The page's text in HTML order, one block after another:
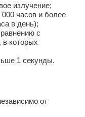
излучение;
000 часов и более
в день);
с
которых
1 секунды.
от